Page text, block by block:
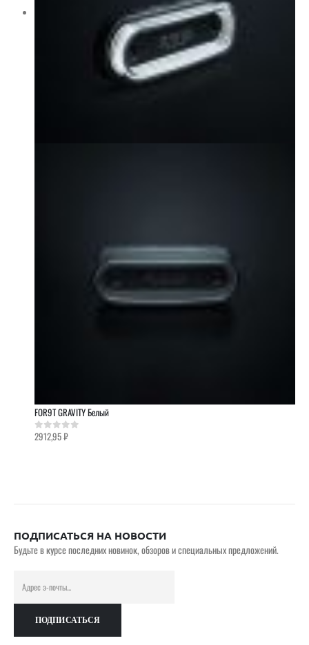
FOR9T GRAVITY Белый
0out of 5
2912,95₽
ПОДПИСАТЬСЯ НА НОВОСТИ
Будьте в курсе последних новинок, обзоров и специальных предложений.